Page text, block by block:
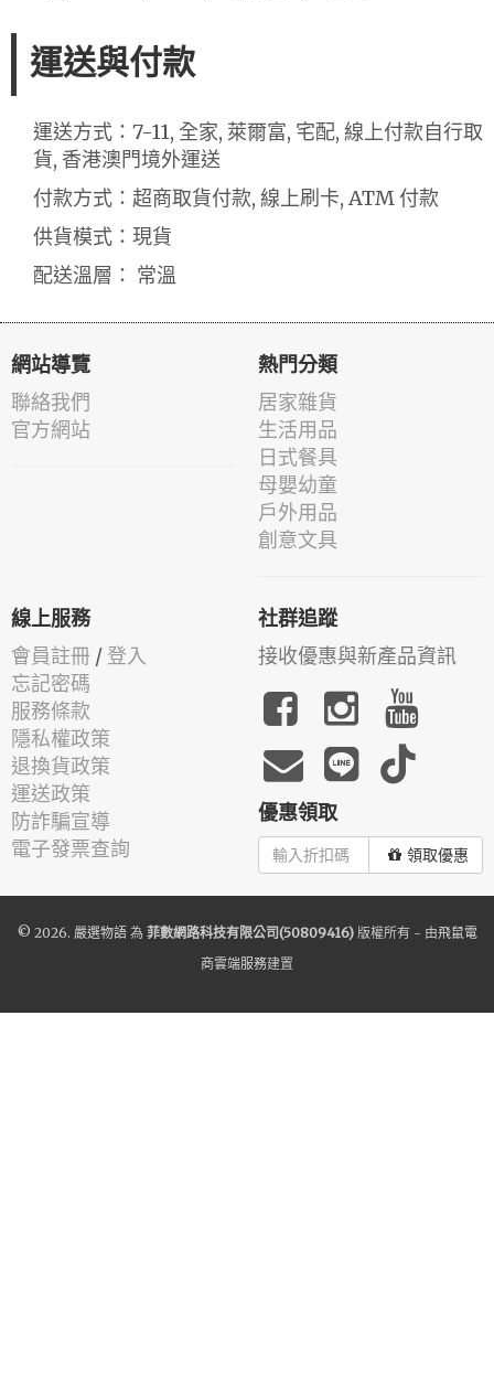
運送與付款
運送方式：7-11, 全家, 萊爾富, 宅配, 線上付款自行取
貨, 香港澳門境外運送
付款方式：超商取貨付款, 線上刷卡, ATM 付款
供貨模式：現貨
配送溫層： 常溫
網站導覽
聯絡我們
官方網站
熱門分類
居家雜貨
生活用品
日式餐具
母嬰幼童
戶外用品
創意文具
線上服務
會員註冊 / 登入
忘記密碼
服務條款
隱私權政策
退換貨政策
運送政策
防詐騙宣導
電子發票查詢
社群追蹤
接收優惠與新產品資訊
優惠領取
領取優惠
© 2026. 嚴選物語為 菲數網路科技有限公司(50809416)版權所有 - 由飛鼠電
商雲端服務建置